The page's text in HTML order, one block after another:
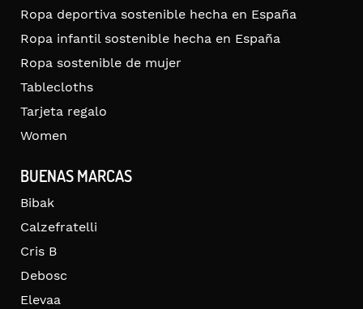
Ropa deportiva sostenible hecha en España
Ropa infantil sostenible hecha en España
Ropa sostenible de mujer
Tablecloths
Tarjeta regalo
Women
BUENAS MARCAS
Bibak
Calzefratelli
Cris B
Debosc
Elevaa